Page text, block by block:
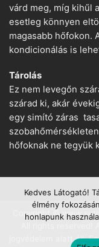
várd meg, míg kihűl
esetleg könnyen
magasabb hőfokon.
kondicionálás is
Tárolás
Ez nem levegőn
szárad ki, akár
egy simító záras
hőfoknak ne tegyük
Copyright ©
All rights reserved!
jogvédelem alatt áll.
Kedves Látogató!
élmény
honlapunk